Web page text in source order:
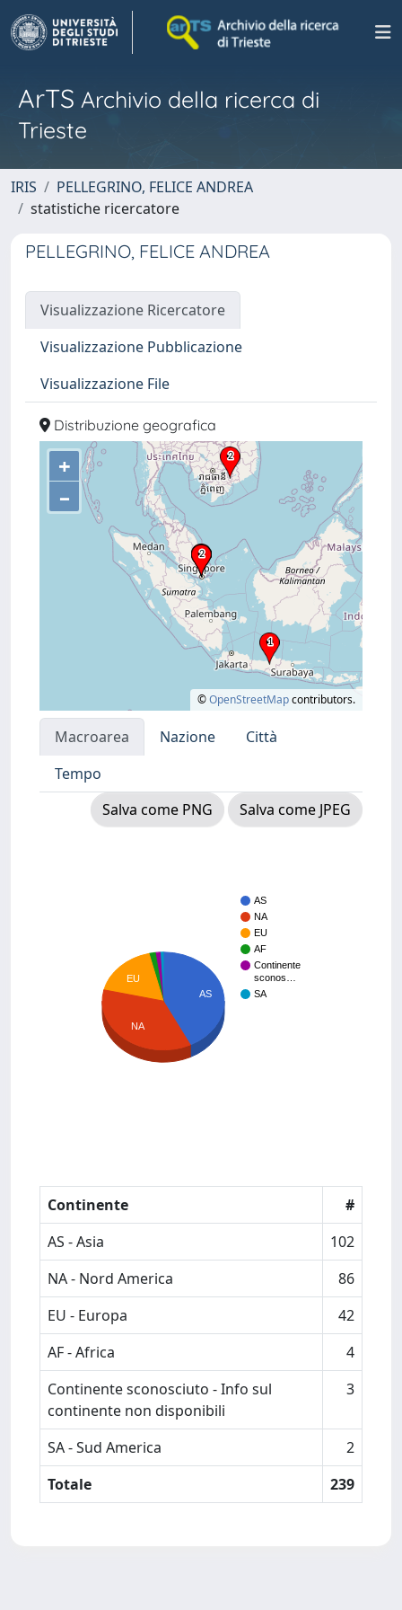
ArTS Archivio della ricerca di
Trieste
IRIS
PELLEGRINO, FELICE ANDREA
statistiche ricercatore
PELLEGRINO, FELICE ANDREA
Visualizzazione Ricercatore
Visualizzazione Pubblicazione
Visualizzazione File
Distribuzione geografica
+
–
©OpenStreetMapcontributors.
Macroarea Nazione
Città
Tempo
Salva come PNG
Salva come JPEG
AS
NA
EU
AF
Continente
sconos…
SA
AS
EU
NA
Continente
#
AS - Asia
102
NA - Nord America
86
EU - Europa
42
AF - Africa
4
Continente sconosciuto - Info sul
continente non disponibili
3
SA - Sud America
2
Totale
239